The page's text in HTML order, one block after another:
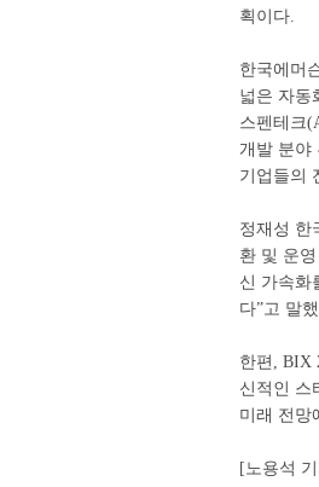
획이다.
한국에머
넓은 자동
스펜테크
개발 분야
기업들의
정재성 한
환 및 운
신 가속화
다”고 말
한편, BIX
신적인 스
미래 전망
[노용석 기